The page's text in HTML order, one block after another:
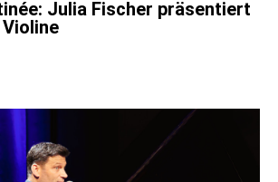
Julia Fischer präsentiert